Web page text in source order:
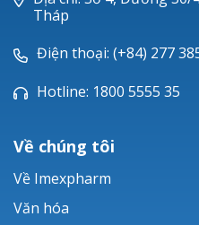
Ticarlinat®
Zobacta®
Bacsulfo®
Tháp
Điện thoại: (+84) 277
Hotline: 1800 5555 35
Về chúng tôi
Về Imexpharm
Văn hóa